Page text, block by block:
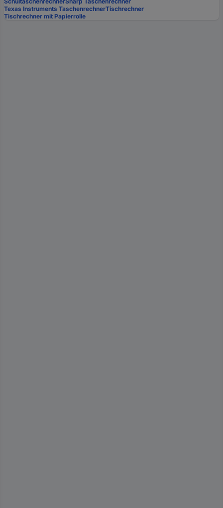
Texas Instruments TaschenrechnerTischrechner
Tischrechner mit Papierrolle